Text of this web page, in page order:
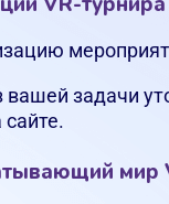
вашей задачи
сайте.
мир